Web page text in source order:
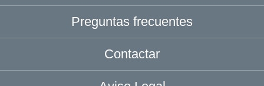
Preguntas frecuentes
Contactar